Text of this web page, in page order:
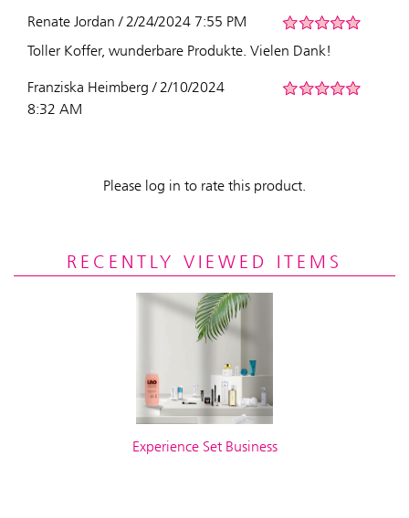
Renate Jordan / 2/24/2024 7:55 PM
Toller Koffer, wunderbare Produkte. Vielen Dank!
Franziska Heimberg / 2/10/2024
8:32 AM
Please log in to rate this product.
RECENTLY VIEWED ITEMS
Experience Set Business